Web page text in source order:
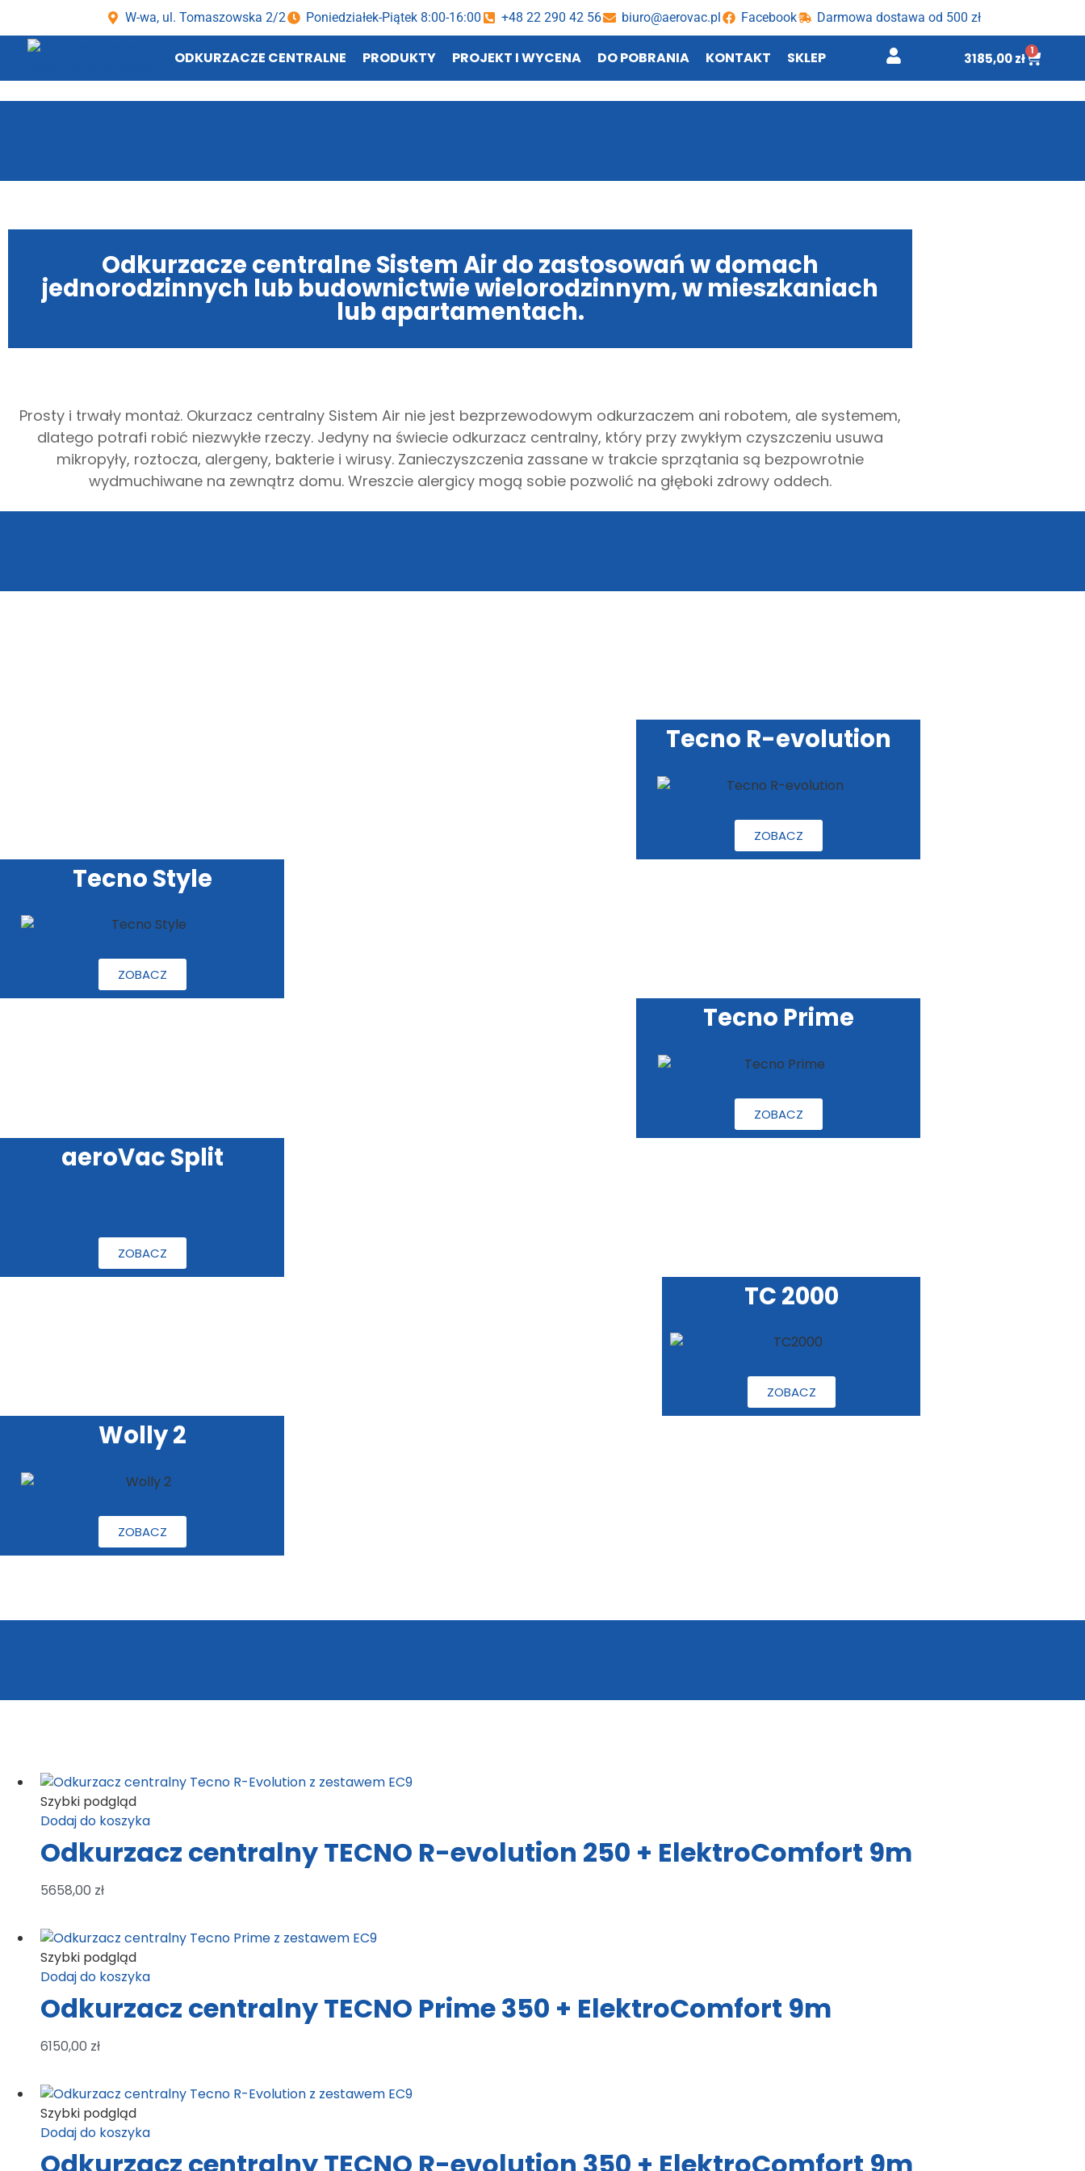
W-wa, ul. Tomaszowska 2/2 Poniedziałek-Piątek 8:00-16:00 +48 22 290 42 56 biuro@aerovac.pl Facebook Darmowa dostawa od 500 zł
ODKURZACZE CENTRALNE PRODUKTY PROJEKT I WYCENA DO POBRANIA KONTAKT SKLEP 3185,00zł 1
Odkurzacze centralne Sistem Air do zastosowań w domach
jednorodzinnych lub budownictwie wielorodzinnym, w mieszkaniach
lub apartamentach.
Prosty i trwały montaż. Okurzacz centralny Sistem Air nie jest bezprzewodowym odkurzaczem ani robotem, ale systemem,
dlatego potrafi robić niezwykłe rzeczy. Jedyny na świecie odkurzacz centralny, który przy zwykłym czyszczeniu usuwa
mikropyły, roztocza, alergeny, bakterie i wirusy. Zanieczyszczenia zassane w trakcie sprzątania są bezpowrotnie
wydmuchiwane na zewnątrz domu. Wreszcie alergicy mogą sobie pozwolić na głęboki zdrowy oddech.
Tecno R-evolution
ZOBACZ
Tecno Style
ZOBACZ
Tecno Prime
ZOBACZ
aeroVac Split
ZOBACZ
TC 2000
ZOBACZ
Wolly 2
ZOBACZ
Szybki podgląd
Dodaj do koszyka
Odkurzacz centralny TECNO R-evolution 250 + ElektroComfort 9m
5658,00 zł
Szybki podgląd
Dodaj do koszyka
Odkurzacz centralny TECNO Prime 350 + ElektroComfort 9m
6150,00 zł
Szybki podgląd
Dodaj do koszyka